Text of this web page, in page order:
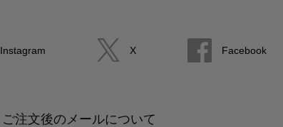
Instagram X Facebook
ご注文後のメールについて